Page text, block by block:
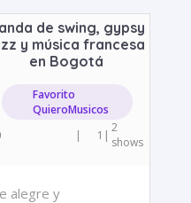
de swing, gypsy
y música francesa
en Bogotá
Favorito
QuieroMusicos
| 1 | 2
shows
alegre y